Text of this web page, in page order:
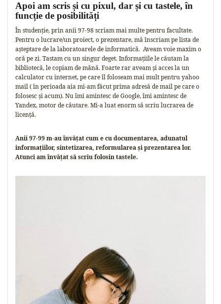
Apoi am scris și cu pixul, dar și cu tastele, în
funcție de posibilități
În studenție, prin anii 97-98 scriam mai multe pentru facultate.
Pentru o lucrare/un proiect, o prezentare, mă înscriam pe lista de
așteptare de la laboratoarele de informatică. Aveam voie maxim o
oră pe zi. Tastam cu un singur deget. Informațiile le căutam la
bibliotecă, le copiam de mână. Foarte rar aveam și acces la un
calculator cu internet, pe care îl foloseam mai mult pentru yahoo
mail ( în perioada aia mi-am făcut prima adresă de mail pe care o
folosesc și acum). Nu îmi amintesc de Google, îmi amintesc de
Yandex, motor de căutare. Mi-a luat enorm să scriu lucrarea de
licență.
Anii 97-99 m-au învățat cum e cu documentarea, adunatul
informațiilor, sintetizarea, reformularea și prezentarea lor.
Atunci am învățat să scriu folosin tastele.